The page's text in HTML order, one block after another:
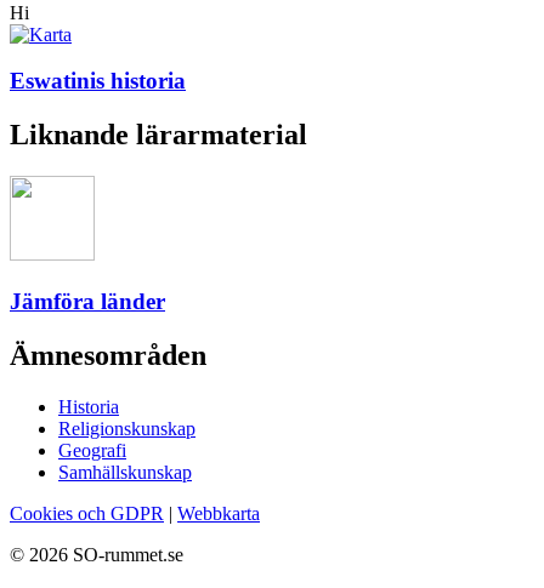
Hi
Eswatinis historia
Liknande lärarmaterial
Jämföra länder
Ämnesområden
Historia
Religionskunskap
Geografi
Samhällskunskap
Cookies och GDPR | Webbkarta
© 2026 SO-rummet.se